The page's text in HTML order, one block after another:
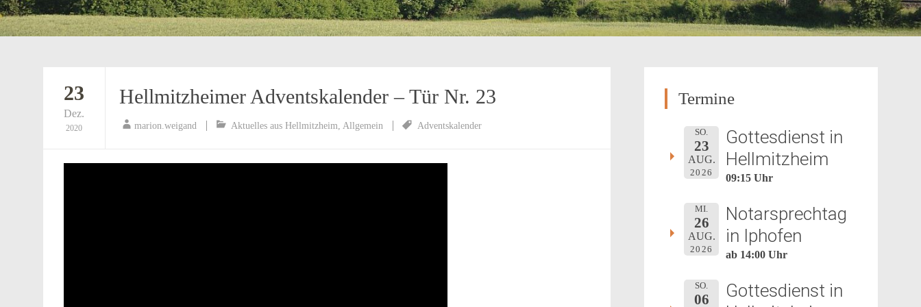
23
Dez.
2020
Hellmitzheimer Adventskalender – Tür Nr. 23
marion.weigand Aktuelles aus Hellmitzheim Allgemein Adventskalender
Termine
SO.
23
AUG.
2026
Gottesdienst in
Hellmitzheim
09:15 Uhr
MI.
26
AUG.
2026
Notarsprechtag
in Iphofen
ab 14:00 Uhr
SO.
06
Gottesdienst in